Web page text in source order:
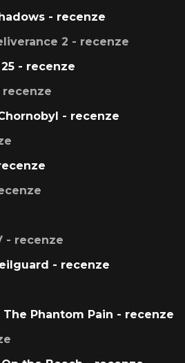
- recenze
2 - recenze
- recenze
recenze
- recenze
- recenze
- recenze
The Phantom Pain - recenze